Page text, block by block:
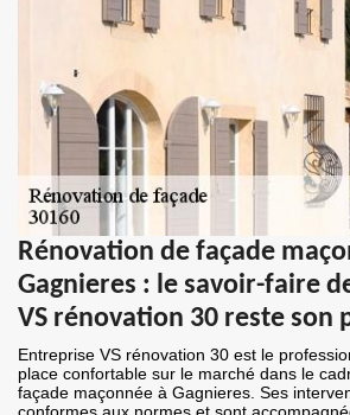
Rénovation de façade
Gagnieres : le savoir-faire
VS rénovation 30 reste son
Entreprise VS rénovation 30 est le
place confortable sur le marché dans le
façade maçonnée à Gagnieres. Ses